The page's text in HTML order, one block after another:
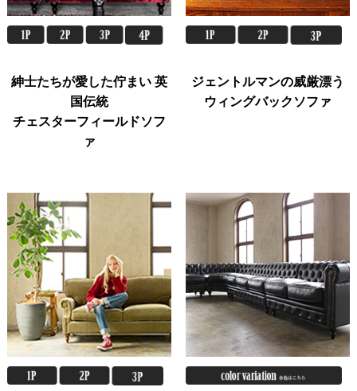
紳士たちが愛した佇まい 英
国伝統
チェスターフィールドソフ
ァ
ジェントルマンの威厳漂う
ウィングバックソファ